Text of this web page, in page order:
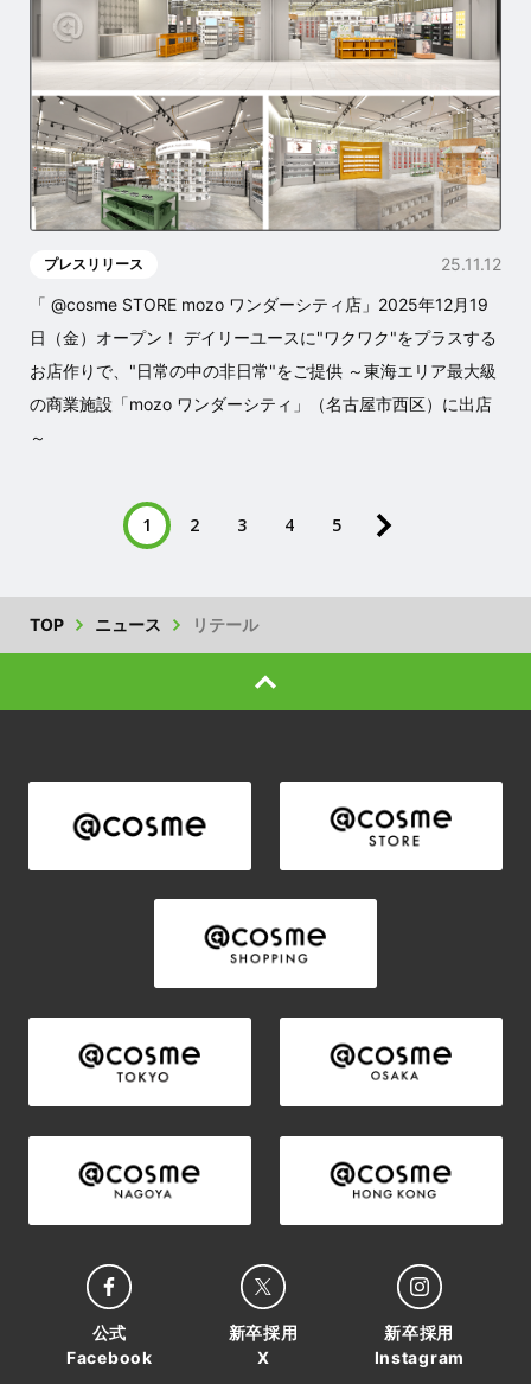
プレスリリース
25.11.12
「 @cosme STORE mozo ワンダーシティ店」2025年12月19
日（金）オープン！ デイリーユースに"ワクワク"をプラスする
お店作りで、"日常の中の非日常"をご提供 ～東海エリア最大級
の商業施設「mozo ワンダーシティ」（名古屋市西区）に出店
～
1 2 3 4 5
TOP ニュース リテール
公式
Facebook
新卒採用
X
新卒採用
Instagram